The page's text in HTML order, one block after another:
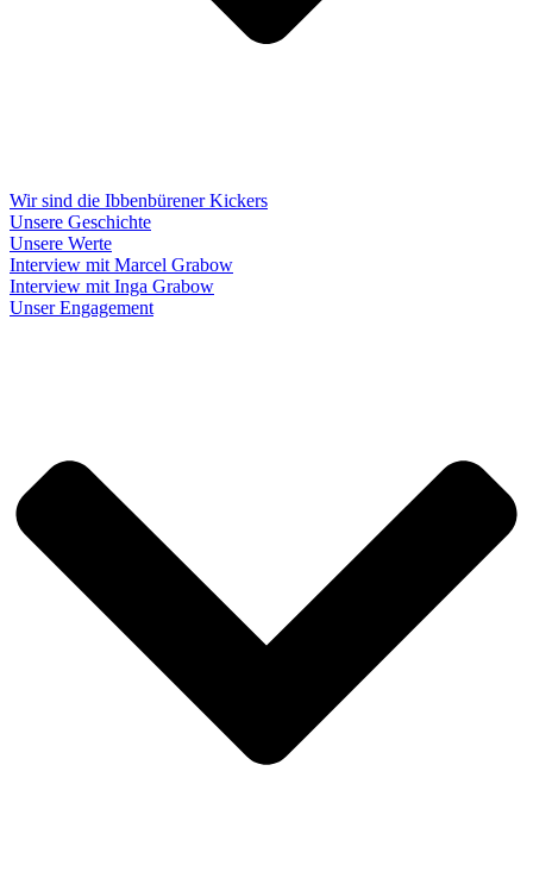
Wir sind die Ibbenbürener Kickers
Unsere Geschichte
Unsere Werte
Interview mit Marcel Grabow
Interview mit Inga Grabow
Unser Engagement